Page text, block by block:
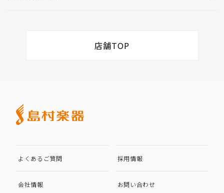
店舗TOP
よくあるご質問 採用情報
会社情報 お問い合わせ